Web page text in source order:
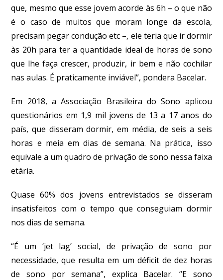
que, mesmo que esse jovem acorde às 6h – o que não
é o caso de muitos que moram longe da escola,
precisam pegar condução etc –, ele teria que ir dormir
às 20h para ter a quantidade ideal de horas de sono
que lhe faça crescer, produzir, ir bem e não cochilar
nas aulas. É praticamente inviável”, pondera Bacelar.
Em 2018, a Associação Brasileira do Sono aplicou
questionários em 1,9 mil jovens de 13 a 17 anos do
país, que disseram dormir, em média, de seis a seis
horas e meia em dias de semana. Na prática, isso
equivale a um quadro de privação de sono nessa faixa
etária.
Quase 60% dos jovens entrevistados se disseram
insatisfeitos com o tempo que conseguiam dormir
nos dias de semana.
“É um ‘jet lag’ social, de privação de sono por
necessidade, que resulta em um déficit de dez horas
de sono por semana”, explica Bacelar. “E sono